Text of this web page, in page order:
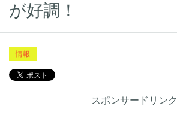
が好調！
情報
スポンサードリンク